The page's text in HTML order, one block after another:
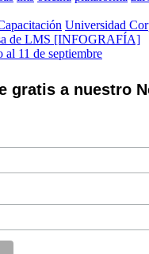
Universidad
de LMS [INFOGRAFÍA]
11 de septiembre
gratis a nuestro